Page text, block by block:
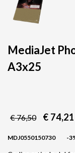
MediaJet
A3x25
€ 76,50 € 74,21
MDJ0550150730 -